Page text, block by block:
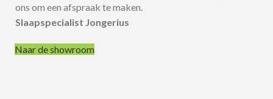
ons om een afspraak te maken.
Slaapspecialist Jongerius
Naar de showroom